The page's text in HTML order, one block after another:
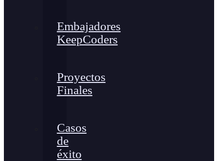
Embajadores
KeepCoders
Proyectos
Finales
Casos
de
éxito